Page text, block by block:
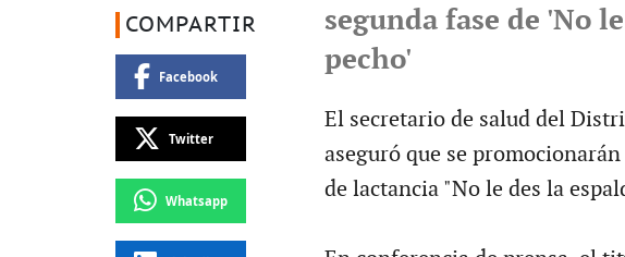
COMPARTIR
Facebook
Twitter
Whatsapp
segunda fase de 'No
pecho'
El secretario de salud del
aseguró que se
de lactancia "No le des la